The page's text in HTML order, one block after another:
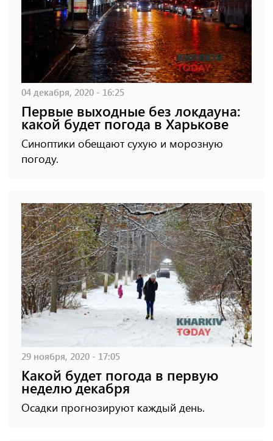
04 декабря, 2020 - 16:25
Первые выходные без локдауна:
какой будет погода в Харькове
Синоптики обещают сухую и морозную
погоду.
29 ноября, 2020 - 17:05
Какой будет погода в первую
неделю декабря
Осадки прогнозируют каждый день.